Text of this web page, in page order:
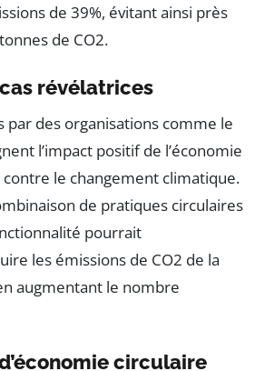
de 39%, évitant ainsi près
de CO2.
révélatrices
par des organisations comme le
l’impact positif de l’économie
le changement climatique.
de pratiques circulaires
pourrait
les émissions de CO2 de la
augmentant le nombre
circulaire